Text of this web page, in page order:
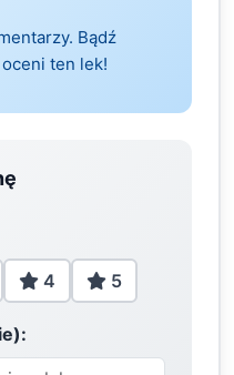
Bądź
ten lek!
4 5